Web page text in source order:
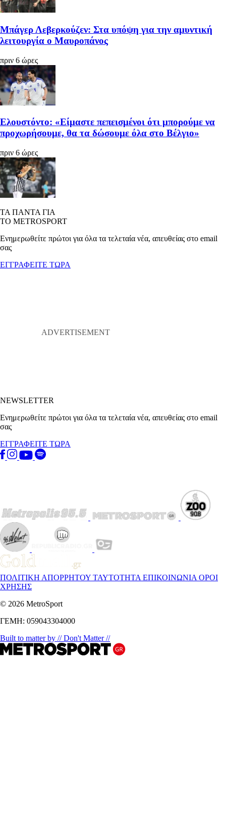
Μπάγερ Λεβερκούζεν: Στα υπόψη για την αμυντική
λειτουργία ο Μαυροπάνος
πριν 6 ώρες
Ελουστόντο: «Είμαστε πεπεισμένοι ότι μπορούμε να
προχωρήσουμε, θα τα δώσουμε όλα στο Βέλγιο»
πριν 6 ώρες
ΤΑ ΠΑΝΤΑ ΓΙΑ
ΤΟ METROSPORT
Ενημερωθείτε πρώτοι για όλα τα τελεταία νέα, απευθείας στο email
σας
ΕΓΓΡΑΦΕΙΤΕ ΤΩΡΑ
NEWSLETTER
Ενημερωθείτε πρώτοι για όλα τα τελεταία νέα, απευθείας στο email
σας
ΕΓΓΡΑΦΕΙΤΕ ΤΩΡΑ
ΠΟΛΙΤΙΚΗ ΑΠΟΡΡΗΤΟΥ ΤΑΥΤΟΤΗΤΑ ΕΠΙΚΟΙΝΩΝΙΑ ΟΡΟΙ
ΧΡΗΣΗΣ
© 2026 MetroSport
ΓΕΜΗ: 059043304000
Built to matter by // Don't Matter //